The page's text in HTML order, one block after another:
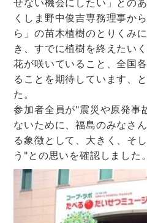
せない機会にしたい」との
くしま野中俊吉専務理事か
ら」の苗木植樹のとりくみ
き、すでに植樹を終えたい
花が咲いていること、全国
ることを期待しています、
た。
参加者全員が"震災や原発事
ないために、福島のみなさ
る象徴として、大きく、そ
う"との思いを確認しました。